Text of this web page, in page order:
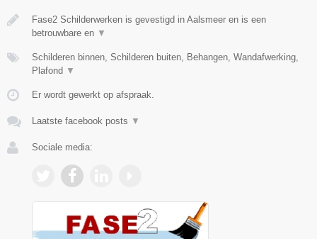
Fase2 Schilderwerken is gevestigd in Aalsmeer en is een
betrouwbare en ▼
Schilderen binnen, Schilderen buiten, Behangen, Wandafwerking,
Plafond ▼
Er wordt gewerkt op afspraak.
Laatste facebook posts ▼
Sociale media: